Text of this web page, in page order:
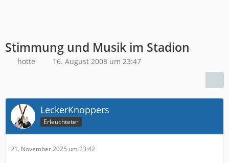
Stimmung und Musik im Stadion
hotte 16. August 2008 um 23:47
LeckerKnoppers
Erleuchteter
21. November 2025 um 23:42